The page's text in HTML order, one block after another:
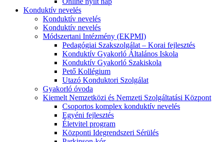
Konduktív nevelés
Konduktív nevelés
Konduktív nevelés
Módszertani Intézmény (EKPMI)
Pedagógiai Szakszolgálat – Korai fejlesztés
Konduktív Gyakorló Általános Iskola
Konduktív Gyakorló Szakiskola
Pető Kollégium
Utazó Konduktori Szolgálat
Gyakorló óvoda
Kiemelt Nemzetközi és Nemzeti Szolgáltatási Központ
Csoportos komplex konduktív nevelés
Egyéni fejlesztés
Életvitel program
Központi Idegrendszeri Sérülés